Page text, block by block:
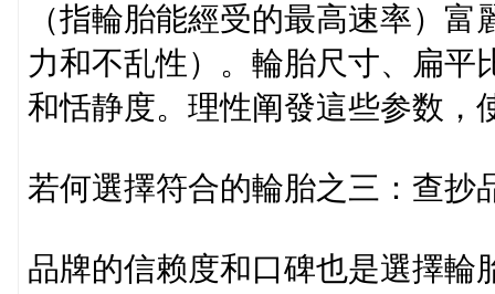
（指輪胎能經受的最高速率）
力和不乱性）。輪胎尺寸、扁平
和恬静度。理性阐發這些参数，
若何選擇符合的輪胎之三：查抄
品牌的信赖度和口碑也是選擇輪